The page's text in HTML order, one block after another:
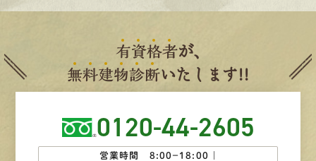
有資格者が、
無料建物診断いたします!!
0120-44-2605
営業時間 8:00−18:00 ｜